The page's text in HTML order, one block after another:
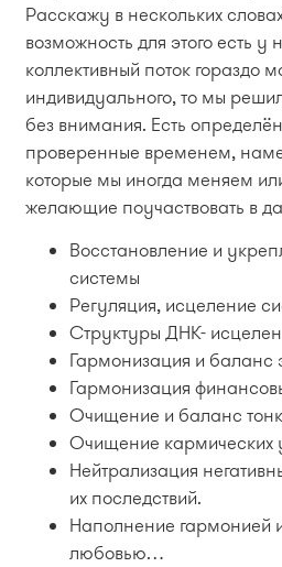
Расскажу в нескольких
возможность для этого есть
коллективный поток гораздо
индивидуального, то мы
без внимания. Есть
проверенные временем,
которые мы иногда меняем
желающие поучаствовать в
Восстановление и
системы
Регуляция, исцеление
Структуры ДНК-
Гармонизация и баланс
Гармонизация
Очищение и баланс
Очищение кармических
Нейтрализация
их последствий.
Наполнение гармонией
любовью…